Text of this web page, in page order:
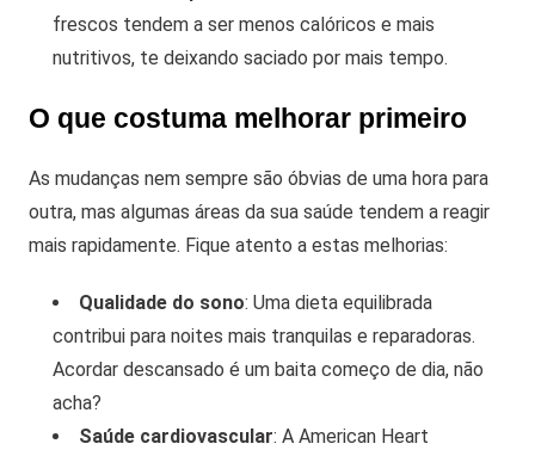
frescos tendem a ser menos calóricos e mais
nutritivos, te deixando saciado por mais tempo.
O que costuma melhorar primeiro
As mudanças nem sempre são óbvias de uma hora para
outra, mas algumas áreas da sua saúde tendem a reagir
mais rapidamente. Fique atento a estas melhorias:
Qualidade do sono: Uma dieta equilibrada
contribui para noites mais tranquilas e reparadoras.
Acordar descansado é um baita começo de dia, não
acha?
Saúde cardiovascular: A American Heart